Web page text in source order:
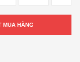
MUA HÀNG